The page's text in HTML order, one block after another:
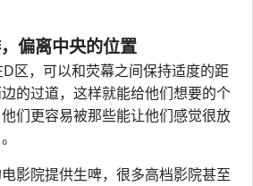
偏离中央的位置
区，可以和荧幕之间保持适度的距
的过道，这样就能给他们想要的个
们更容易被那些能让他们感觉很放
影院提供生啤，很多高档影院甚至